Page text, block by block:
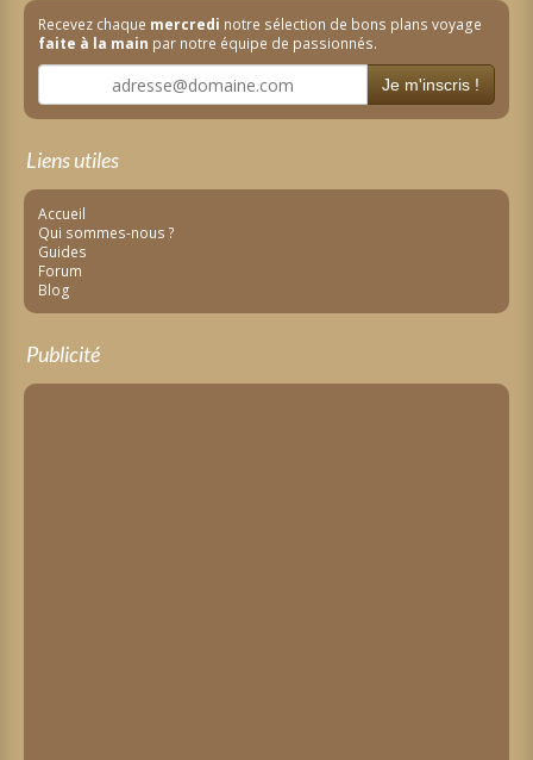
Recevez chaque mercredi notre sélection de bons plans voyage
faite à la main par notre équipe de passionnés.
Je m'inscris !
Liens utiles
Accueil
Qui sommes-nous ?
Guides
Forum
Blog
Publicité